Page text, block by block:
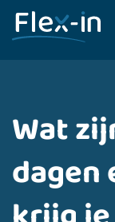
Wat
dagen